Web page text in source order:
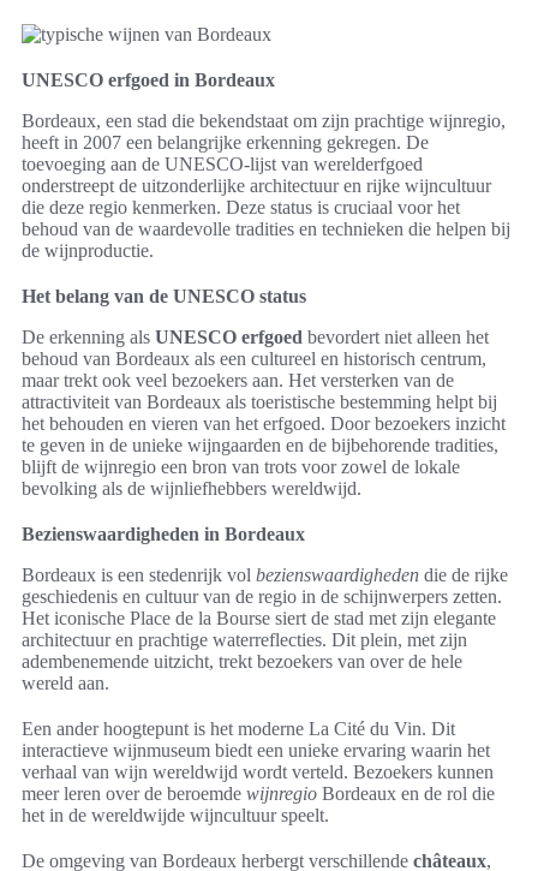
UNESCO erfgoed in Bordeaux
Bordeaux, een stad die bekendstaat om zijn prachtige wijnregio,
heeft in 2007 een belangrijke erkenning gekregen. De
toevoeging aan de UNESCO-lijst van werelderfgoed
onderstreept de uitzonderlijke architectuur en rijke wijncultuur
die deze regio kenmerken. Deze status is cruciaal voor het
behoud van de waardevolle tradities en technieken die helpen bij
de wijnproductie.
Het belang van de UNESCO status
De erkenning als UNESCO erfgoed bevordert niet alleen het
behoud van Bordeaux als een cultureel en historisch centrum,
maar trekt ook veel bezoekers aan. Het versterken van de
attractiviteit van Bordeaux als toeristische bestemming helpt bij
het behouden en vieren van het erfgoed. Door bezoekers inzicht
te geven in de unieke wijngaarden en de bijbehorende tradities,
blijft de wijnregio een bron van trots voor zowel de lokale
bevolking als de wijnliefhebbers wereldwijd.
Bezienswaardigheden in Bordeaux
Bordeaux is een stedenrijk vol bezienswaardigheden die de rijke
geschiedenis en cultuur van de regio in de schijnwerpers zetten.
Het iconische Place de la Bourse siert de stad met zijn elegante
architectuur en prachtige waterreflecties. Dit plein, met zijn
adembenemende uitzicht, trekt bezoekers van over de hele
wereld aan.
Een ander hoogtepunt is het moderne La Cité du Vin. Dit
interactieve wijnmuseum biedt een unieke ervaring waarin het
verhaal van wijn wereldwijd wordt verteld. Bezoekers kunnen
meer leren over de beroemde wijnregio Bordeaux en de rol die
het in de wereldwijde wijncultuur speelt.
De omgeving van Bordeaux herbergt verschillende châteaux,